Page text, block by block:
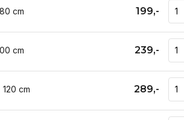
cm 199,-
cm 239,-
cm 289,-